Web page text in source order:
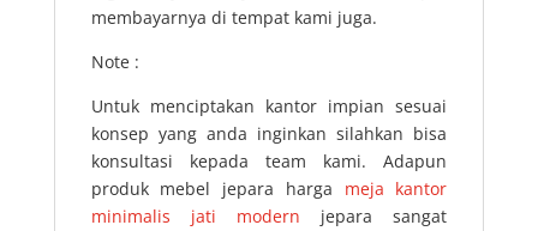
membayarnya di tempat kami juga.
Note :
Untuk menciptakan kantor impian sesuai
konsep yang anda inginkan silahkan bisa
konsultasi kepada team kami. Adapun
produk mebel jepara harga meja kantor
minimalis jati modern jepara sangat